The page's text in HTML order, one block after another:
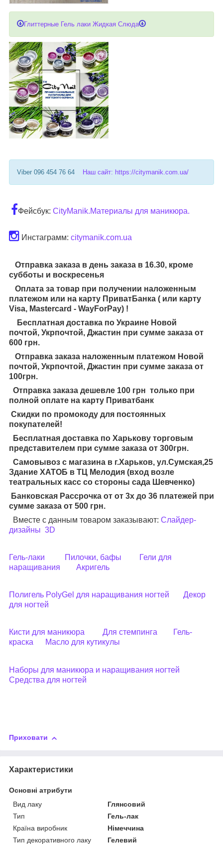
Глиттерные Гель лаки Жидкая Слюда
Viber 096 454 76 64 Наш сайт: https://citymanik.com.ua/
Фейсбук: CityManik.Материалы для маникюра.
Инстаграмм: citymanik.com.ua
Отправка заказа в день заказа в 16.30, кроме
субботы и воскресенья
Оплата за товар при получении наложенным
платежом или на карту ПриватБанка ( или карту
Visa, Mastercard - WayForPay) !
Бесплатная доставка по Украине Новой
почтой, Укрпочтой, Джастин при сумме заказа от
600 грн.
Отправка заказа наложенным платежом Новой
почтой, Укрпочтой, Джастин при сумме заказа от
100грн.
Отправка заказа дешевле 100 грн только при
полной оплате на карту Приватбанк
Скидки по промокоду для постоянных
покупателей!
Бесплатная доставка по Харькову торговым
представителем при сумме заказа от 300грн.
Самовывоз с магазина в г.Харьков, ул.Сумская,25
Здание ХАТОБ в ТЦ Мелодия (вход возле
театральных касс со стороны сада Шевченко)
Банковская Рассрочка от от 3х до 36 платежей при
сумме заказа от 500 грн.
Вместе с данным товаром заказывают: Слайдер-
дизайны 3D
Гель-лаки Пилочки, бафы
Гели для
наращивания
Акригель
Полигель PolyGel для наращивания ногтей
Декор
для ногтей
Кисти для маникюра Для стемпинга
Гель-
краска
Масло для кутикулы
Наборы для маникюра и наращивания ногтей
Средства для ногтей
Приховати
Характеристики
Основні атрибути
Вид лаку
Глянсовий
Тип
Гель-лак
Країна виробник
Німеччина
Тип декоративного лаку
Гелевий